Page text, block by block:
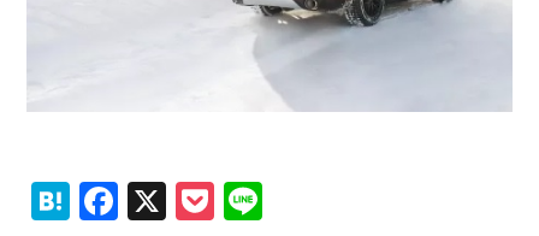
Hatena
Facebook
X Pocket